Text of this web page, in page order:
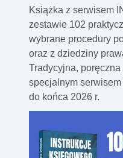
przesłało już do
Analizy z systemu
wystawcy mają problem
szczególnie faktur
zawiera błędy
Książka z serwisem
zestawie 102
wybrane procedury
oraz z dziedziny
Tradycyjna,
specjalnym
do końca 2026 r.